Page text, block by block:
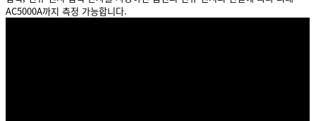
AC5000A까지 측정 가능합니다.